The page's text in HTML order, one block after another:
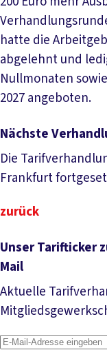
hatte die
abgelehnt und
Nullmonaten
2027 angeboten.
Nächste
Die
Frankfurt
zurück
Unser Tarifticker
Mail
Aktuelle